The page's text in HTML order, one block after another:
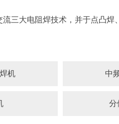
三大电阻焊技术，并于点凸焊
机 中
分